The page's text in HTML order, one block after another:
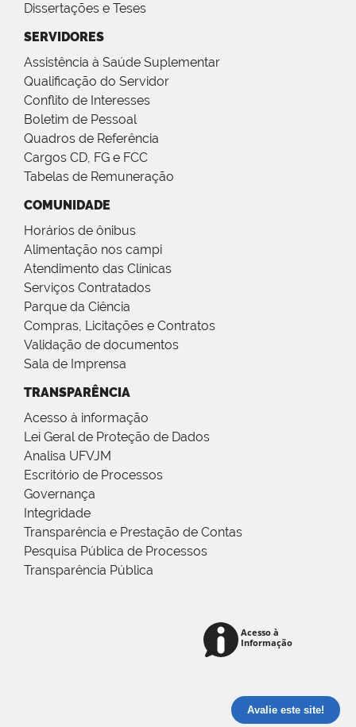
Dissertações e Teses
SERVIDORES
Assistência à Saúde Suplementar
Qualificação do Servidor
Conflito de Interesses
Boletim de Pessoal
Quadros de Referência
Cargos CD, FG e FCC
Tabelas de Remuneração
COMUNIDADE
Horários de ônibus
Alimentação nos campi
Atendimento das Clínicas
Serviços Contratados
Parque da Ciência
Compras, Licitações e Contratos
Validação de documentos
Sala de Imprensa
TRANSPARÊNCIA
Acesso à informação
Lei Geral de Proteção de Dados
Analisa UFVJM
Escritório de Processos
Governança
Integridade
Transparência e Prestação de Contas
Pesquisa Pública de Processos
Transparência Pública
Avalie este site!